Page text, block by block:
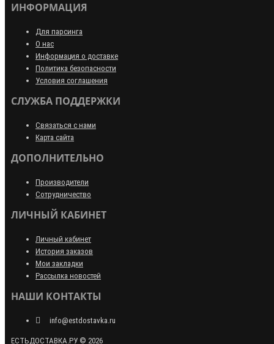
ИНФОРМАЦИЯ
Для парсинга
О нас
Информация о доставке
Политика безопасности
Условия соглашения
СЛУЖБА ПОДДЕРЖКИ
Связаться с нами
Карта сайта
ДОПОЛНИТЕЛЬНО
Производители
Сотрудничество
ЛИЧНЫЙ КАБИНЕТ
Личный кабинет
История заказов
Мои закладки
Рассылка новостей
НАШИ КОНТАКТЫ
info@estdostavka.ru
ЕСТЬДОСТАВКА.РУ © 2026